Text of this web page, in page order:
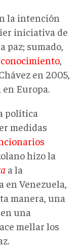
la intención
iniciativa de
paz; sumado,
en 2005,
Europa.
política
medidas
hizo la
a la
en Venezuela,
manera, una
una
mellar los